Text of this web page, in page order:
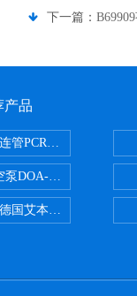
下一篇：
产品
管PCR-0208-C
DOA-P504-BN
国艾本德台式高速离